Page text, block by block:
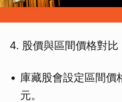
4. 股價與區間價格對比
庫藏股會設定區間
元。